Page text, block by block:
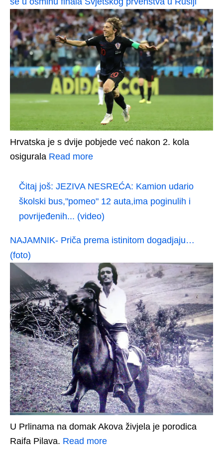
Hrvatska je s dvije pobjede već nakon 2. kola
osigurala Read more
Čitaj još: JEZIVA NESREĆA: Kamion udario
školski bus,"pomeo" 12 auta,ima poginulih i
povrijeđenih... (video)
NAJAMNIK- Priča prema istinitom dogadjaju…
(foto)
U Prlinama na domak Akova živjela je porodica
Raifa Pilava. Read more